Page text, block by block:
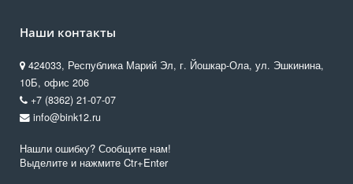
Наши контакты
424033, Республика Марий Эл, г. Йошкар-Ола, ул. Эшкинина,
10Б, офис 206
+7 (8362) 21-07-07
info@bink12.ru
Нашли ошибку? Сообщите нам!
Выделите и нажмите Ctr+Enter